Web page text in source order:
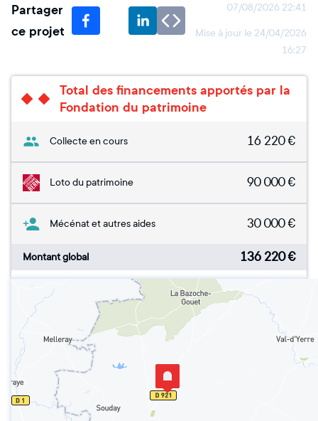
Partager
ce projet
07/08/2026 22:41
Mise à jour le 24/04/2026
16:27
Total des financements apportés par la
Fondation du patrimoine
Collecte en cours 16 220€
Loto du patrimoine 90 000€
Mécénat et autres aides 30 000€
Montant global 136 220€